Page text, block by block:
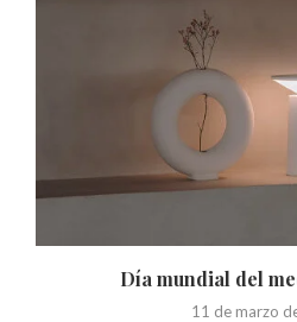
Día mundial del
11 de marzo